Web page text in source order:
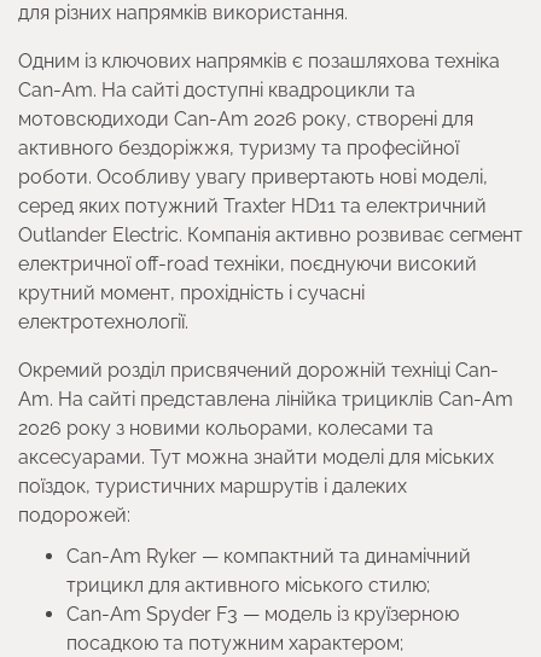
для різних напрямків використання.
Одним із ключових напрямків є позашляхова техніка
Can-Am. На сайті доступні квадроцикли та
мотовсюдиходи Can-Am 2026 року, створені для
активного бездоріжжя, туризму та професійної
роботи. Особливу увагу привертають нові моделі,
серед яких потужний Traxter HD11 та електричний
Outlander Electric. Компанія активно розвиває сегмент
електричної off-road техніки, поєднуючи високий
крутний момент, прохідність і сучасні
електротехнології.
Окремий розділ присвячений дорожній техніці Can-
Am. На сайті представлена лінійка трициклів Can-Am
2026 року з новими кольорами, колесами та
аксесуарами. Тут можна знайти моделі для міських
поїздок, туристичних маршрутів і далеких
подорожей:
Can-Am Ryker — компактний та динамічний
трицикл для активного міського стилю;
Can-Am Spyder F3 — модель із круїзерною
посадкою та потужним характером;